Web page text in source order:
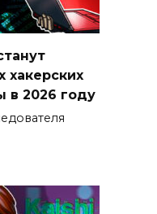
хакерских
в 2026 году